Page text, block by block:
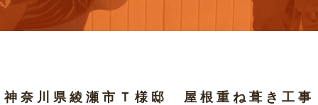
神奈川県綾瀬市Ｔ様邸 屋根重ね葺き工事